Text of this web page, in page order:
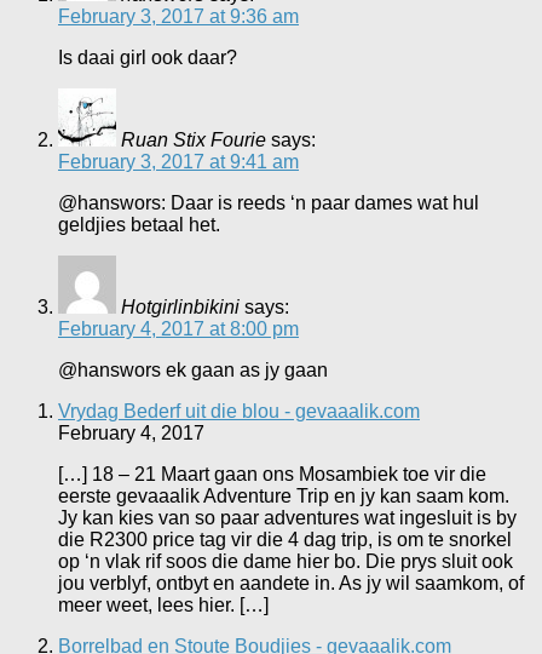
February 3, 2017 at 9:36 am
Is daai girl ook daar?
Ruan Stix Fourie says:
February 3, 2017 at 9:41 am
@hanswors: Daar is reeds ‘n paar dames wat hul
geldjies betaal het.
Hotgirlinbikini says:
February 4, 2017 at 8:00 pm
@hanswors ek gaan as jy gaan
Vrydag Bederf uit die blou - gevaaalik.com
February 4, 2017
[…] 18 – 21 Maart gaan ons Mosambiek toe vir die
eerste gevaaalik Adventure Trip en jy kan saam kom.
Jy kan kies van so paar adventures wat ingesluit is by
die R2300 price tag vir die 4 dag trip, is om te snorkel
op ‘n vlak rif soos die dame hier bo. Die prys sluit ook
jou verblyf, ontbyt en aandete in. As jy wil saamkom, of
meer weet, lees hier. […]
Borrelbad en Stoute Boudjies - gevaaalik.com